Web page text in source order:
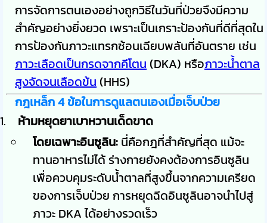
การจัดการตนเองอย่างถูกวิธีในวันที่ป่วยจึงมีความ
สำคัญอย่างยิ่งยวด เพราะเป็นเกราะป้องกันที่ดีที่สุดใน
การป้องกันภาวะแทรกซ้อนเฉียบพลันที่อันตราย เช่น
ภาวะเลือดเป็นกรดจากคีโตน (DKA) หรือภาวะน้ำตาล
สูงจัดจนเลือดข้น (HHS)
กฎเหล็ก 4 ข้อในการดูแลตนเองเมื่อเจ็บป่วย
ห้ามหยุดยาเบาหวานเด็ดขาด
โดยเฉพาะอินซูลิน: นี่คือกฎที่สำคัญที่สุด แม้จะ
ทานอาหารไม่ได้ ร่างกายยังคงต้องการอินซูลิน
เพื่อควบคุมระดับน้ำตาลที่สูงขึ้นจากความเครียด
ของการเจ็บป่วย การหยุดฉีดอินซูลินอาจนำไปสู่
ภาวะ DKA ได้อย่างรวดเร็ว